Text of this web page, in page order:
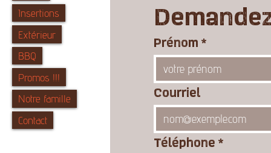
Insertions
Extérieur
BBQ
Promos !!!
Notre famille
Contact
Prénom *
Courriel
Téléphone *